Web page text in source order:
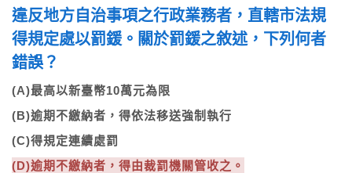
違反地方自治事項之行政業務者，直轄市法規
得規定處以罰鍰。關於罰鍰之敘述，下列何者
錯誤？
(A)最高以新臺幣10萬元為限
(B)逾期不繳納者，得依法移送強制執行
(C)得規定連續處罰
(D)逾期不繳納者，得由裁罰機關管收之。